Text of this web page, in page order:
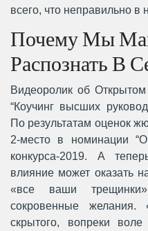
всего, что неправильно в
Почему Мы
Распознать В
Видеоролик об
“Коучинг высших
По результатам оценок
2-место в номинации
конкурса-2019. А
влияние может оказать
«все ваши
сокровенные
скрытого, вопреки воле